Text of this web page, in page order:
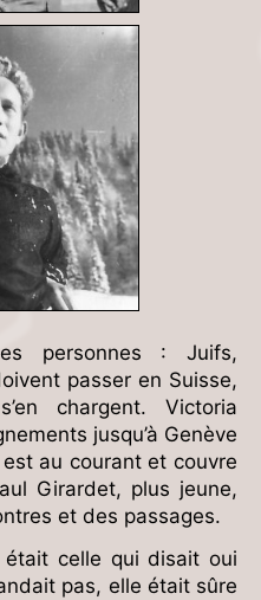
personnes : Juifs,
passer en Suisse,
chargent. Victoria
jusqu’à Genève
au courant et couvre
Girardet, plus jeune,
et des passages.
était celle qui disait oui
pas, elle était sûre